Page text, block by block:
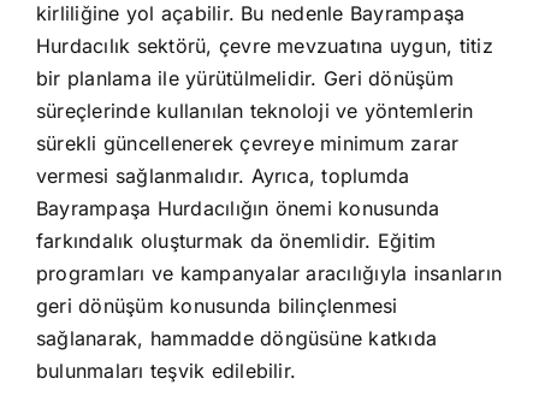
kirliliğine yol açabilir. Bu nedenle Bayrampaşa
Hurdacılık sektörü, çevre mevzuatına uygun, titiz
bir planlama ile yürütülmelidir. Geri dönüşüm
süreçlerinde kullanılan teknoloji ve yöntemlerin
sürekli güncellenerek çevreye minimum zarar
vermesi sağlanmalıdır. Ayrıca, toplumda
Bayrampaşa Hurdacılığın önemi konusunda
farkındalık oluşturmak da önemlidir. Eğitim
programları ve kampanyalar aracılığıyla insanların
geri dönüşüm konusunda bilinçlenmesi
sağlanarak, hammadde döngüsüne katkıda
bulunmaları teşvik edilebilir.